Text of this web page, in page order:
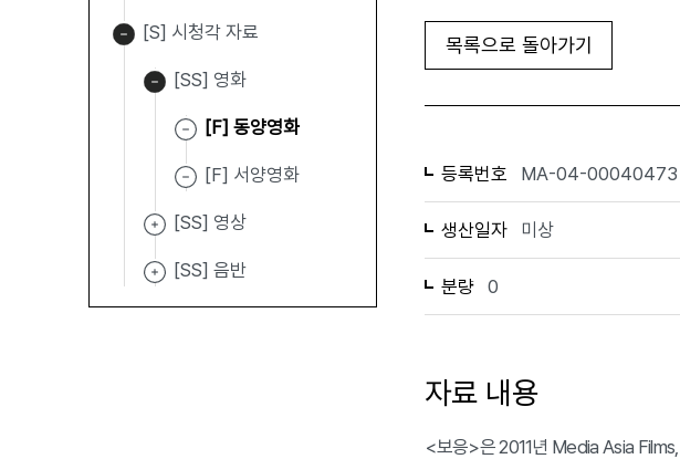
[S] 시청각 자료
[SS] 영화
[F] 동양영화
[F] 서양영화
[SS] 영상
[SS] 음반
목록으로 돌아가기
등록번호 MA-04-00040473
생산일자 미상
분량 0
자료 내용
<보응>은 2011년 Media Asia